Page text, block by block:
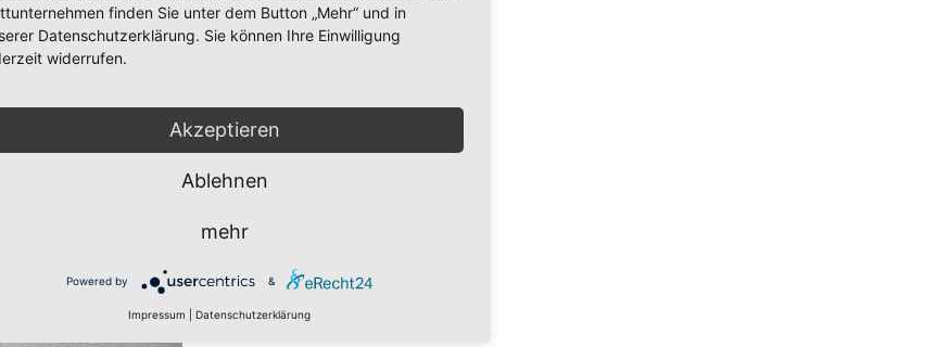
finden Sie unter dem Button „Mehr“ und in
Datenschutzerklärung. Sie können Ihre Einwilligung
widerrufen.
Akzeptieren
Ablehnen
mehr
Powered by &
Impressum Datenschutzerklärung